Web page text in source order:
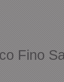
Fino